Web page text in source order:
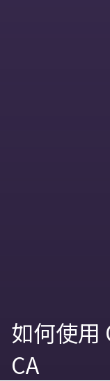
如何使用
CA